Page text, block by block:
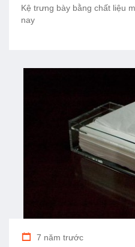
Kệ trưng bày bằng chất liệu
nay
7 năm trước